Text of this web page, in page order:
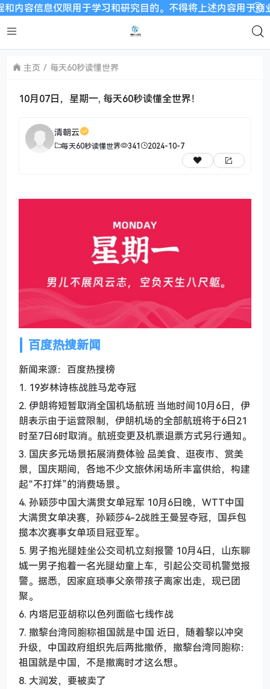
息仅限用于学习和研究目的。不得将上述内容用于商业或
主页 每天60秒读懂世界
10月07日，星期一, 每天60秒读懂全世界！
清朝云
每天60秒读懂世界 341 2024-10-7
百度热搜新闻
新闻来源：百度热搜榜
1. 19岁林诗栋战胜马龙夺冠
2. 伊朗将短暂取消全国机场航班 当地时间10月6日，伊
朗表示由于运营限制，伊朗机场的全部航班将于6日21
时至7日6时取消。航班变更及机票退票方式另行通知。
3. 国庆多元场景拓展消费体验 品美食、逛夜市、赏美
景，国庆期间，各地不少文旅休闲场所丰富供给，构建
起“不打烊”的消费场景。
4. 孙颖莎中国大满贯女单冠军 10月6日晚，WTT中国
大满贯女单决赛，孙颖莎4-2战胜王曼昱夺冠，国乒包
揽本次赛事女单项目冠亚军。
5. 男子抱光腿娃坐公交司机立刻报警 10月4日，山东聊
城一男子抱着一名光腿幼童上车，引起公交司机警觉报
警。据悉，因家庭琐事父亲带孩子离家出走，现已团
聚。
6. 内塔尼亚胡称以色列面临七线作战
7. 撤黎台湾同胞称祖国就是中国 近日，随着黎以冲突
升级，中国政府组织先后两批撤侨，撤黎台湾同胞称：
祖国就是中国，不是撤离时才这么想。
8. 大润发，要被卖了